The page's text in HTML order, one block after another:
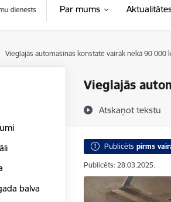
Par mums
Vieglajās automašīnās konstatē vairāk nekā 90 000
Vieglajās
Atskaņot tekstu
balva
Publicēts pirms
Publicēts: 28.03.2025.